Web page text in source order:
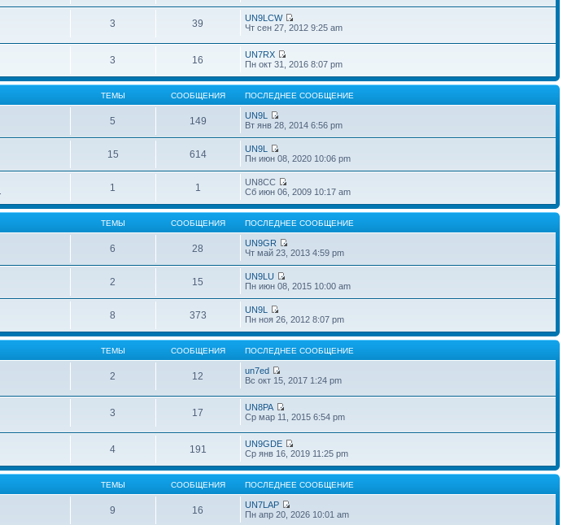
3 39
UN9LCW
Чт сен 27, 2012 9:25 am
3 16
UN7RX
Пн окт 31, 2016 8:07 pm
ТЕМЫ СООБЩЕНИЯ ПОСЛЕДНЕЕ СООБЩЕНИЕ
5 149
UN9L
Вт янв 28, 2014 6:56 pm
15 614
UN9L
Пн июн 08, 2020 10:06 pm
1 1
UN8CC
Сб июн 06, 2009 10:17 am
ТЕМЫ СООБЩЕНИЯ ПОСЛЕДНЕЕ СООБЩЕНИЕ
6 28
UN9GR
Чт май 23, 2013 4:59 pm
2 15
UN9LU
Пн июн 08, 2015 10:00 am
8 373
UN9L
Пн ноя 26, 2012 8:07 pm
ТЕМЫ СООБЩЕНИЯ ПОСЛЕДНЕЕ СООБЩЕНИЕ
2 12
un7ed
Вс окт 15, 2017 1:24 pm
3 17
UN8PA
Ср мар 11, 2015 6:54 pm
4 191
UN9GDE
Ср янв 16, 2019 11:25 pm
ТЕМЫ СООБЩЕНИЯ ПОСЛЕДНЕЕ СООБЩЕНИЕ
9 16
UN7LAP
Пн апр 20, 2026 10:01 am